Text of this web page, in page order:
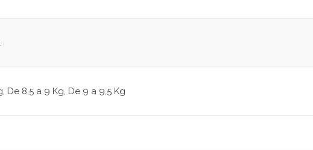
De 8,5 a 9 Kg, De 9 a 9,5 Kg